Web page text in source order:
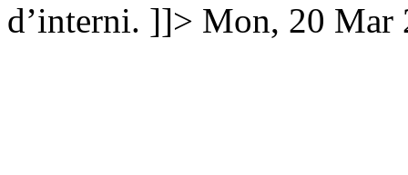
d’interni. ]]> Mon, 20 Mar